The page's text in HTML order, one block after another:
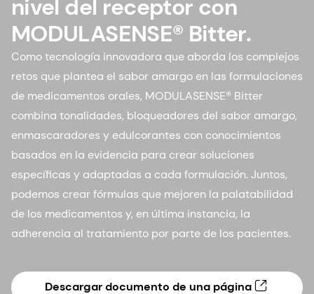
nivel del receptor con
MODULASENSE® Bitter.
Como tecnología innovadora que aborda los complejos
retos que plantea el sabor amargo en las formulaciones
de medicamentos orales, MODULASENSE® Bitter
combina tonalidades, bloqueadores del sabor amargo,
enmascaradores y edulcorantes con conocimientos
basados en la evidencia para crear soluciones
específicas y adaptadas a cada formulación. Juntos,
podemos crear fórmulas que mejoren la palatabilidad
de los medicamentos y, en última instancia, la
adherencia al tratamiento por parte de los pacientes.
Descargar documento de una página